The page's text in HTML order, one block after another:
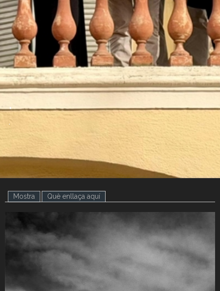
.
.
Mostra (pestanya activa)
Què enllaça aquí